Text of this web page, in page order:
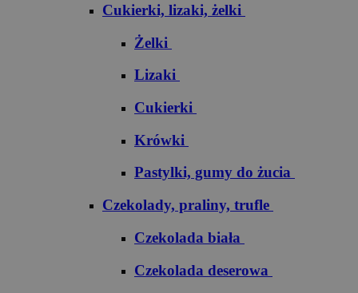
Cukierki, lizaki, żelki
Żelki
Lizaki
Cukierki
Krówki
Pastylki, gumy do żucia
Czekolady, praliny, trufle
Czekolada biała
Czekolada deserowa